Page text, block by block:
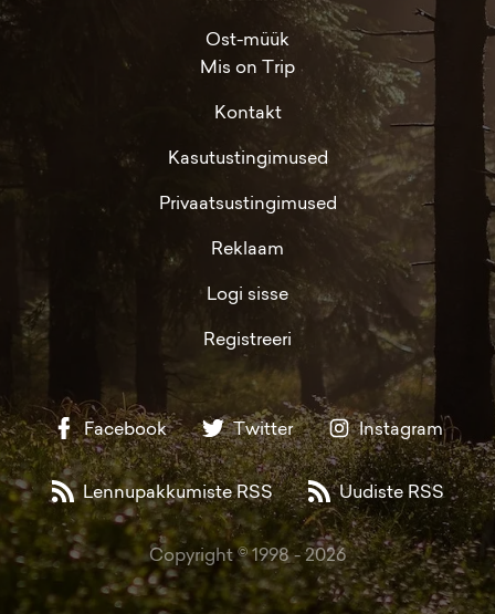
Ost-müük
Mis on Trip
Kontakt
Kasutustingimused
Privaatsustingimused
Reklaam
Logi sisse
Registreeri
Facebook Twitter Instagram
Lennupakkumiste RSS Uudiste RSS
Copyright © 1998 -2026